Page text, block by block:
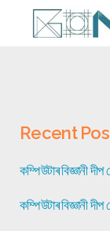
Recent
কম্পিউটাৰ বিজ্ঞানী
কম্পিউটাৰ বিজ্ঞানী